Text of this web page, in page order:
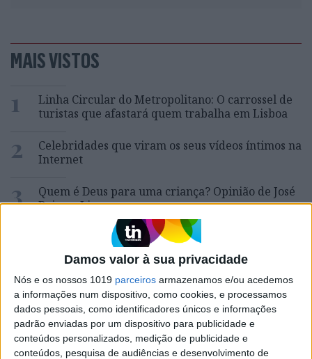
Damos valor à sua privacidade
Nós e os nossos 1019 parceiros armazenamos e/ou acedemos
a informações num dispositivo, como cookies, e processamos
dados pessoais, como identificadores únicos e informações
padrão enviadas por um dispositivo para publicidade e
conteúdos personalizados, medição de publicidade e
conteúdos, pesquisa de audiências e desenvolvimento de
MAIS VISTOS
1
Linha Circular do Metropolitano: O carrossel de
turistas que afastará quem trabalha em Lisboa
2
Celebridades que viram os seus vídeos íntimos na
Internet
3
Quem é Deus para uma criança? Opinião de José
Brissos-Lino
Covas do Barroso: A luta por um modo de vida
5 O Nobel disse o que ninguém quer ouvir
6 A longevidade não se improvisa